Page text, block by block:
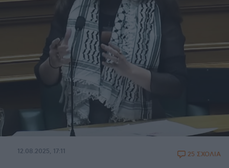
12.08.2025, 17:11 25 ΣΧΟΛΙΑ